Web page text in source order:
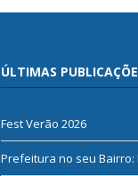
ÚLTIMAS
Fest Verão 2026
Prefeitura no seu Bairro: